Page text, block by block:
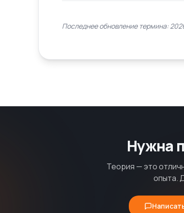
Последнее обновление термина:
Нужна
Теория — это
опыта.